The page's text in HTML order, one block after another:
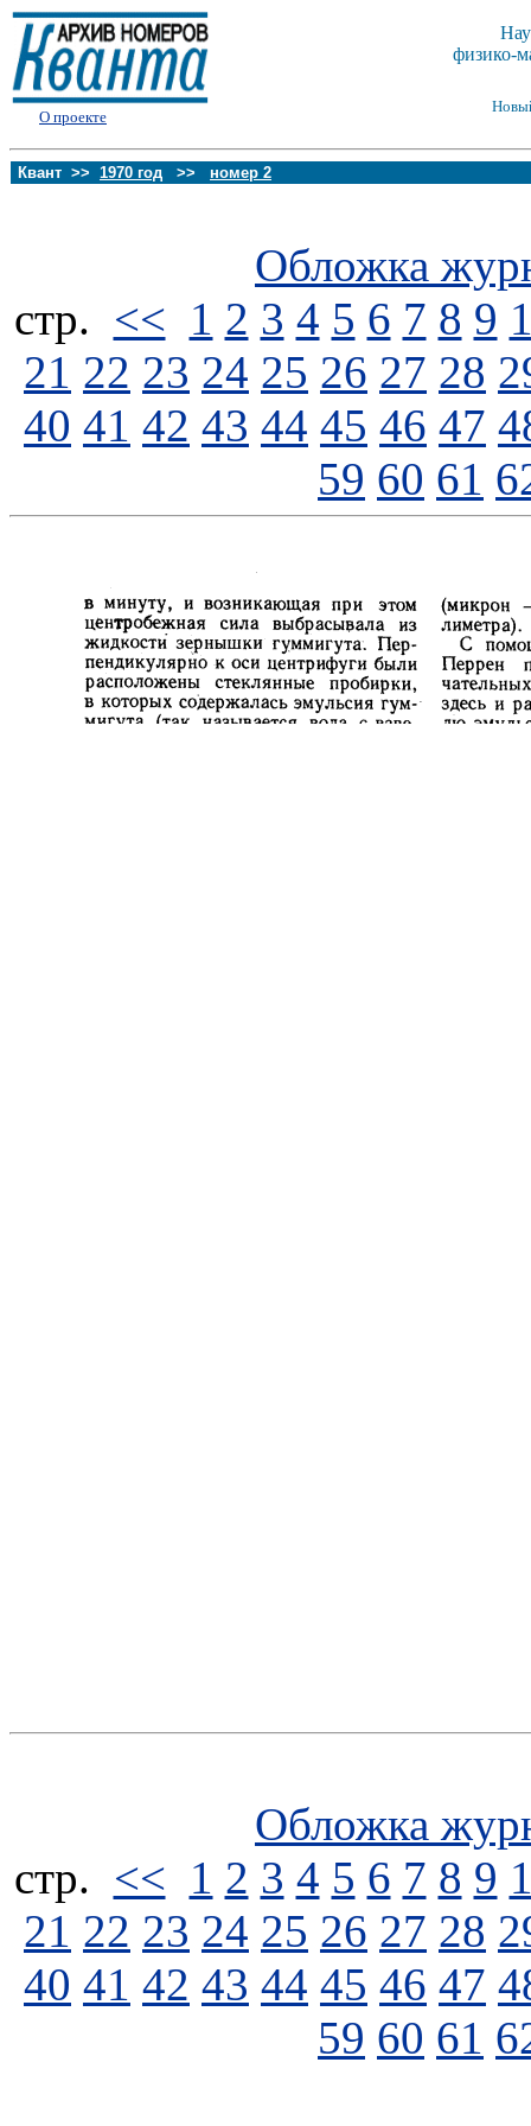
О проекте
физико-
Квант >> 1970 год >> номер 2
Обложка
стp. << 1 2 3 4 5 6 7 8 9
21 22 23 24 25 26 27 28
40 41 42 43 44 45 46 47
59 60 61
Обложка
стp. << 1 2 3 4 5 6 7 8 9
21 22 23 24 25 26 27 28
40 41 42 43 44 45 46 47
59 60 61